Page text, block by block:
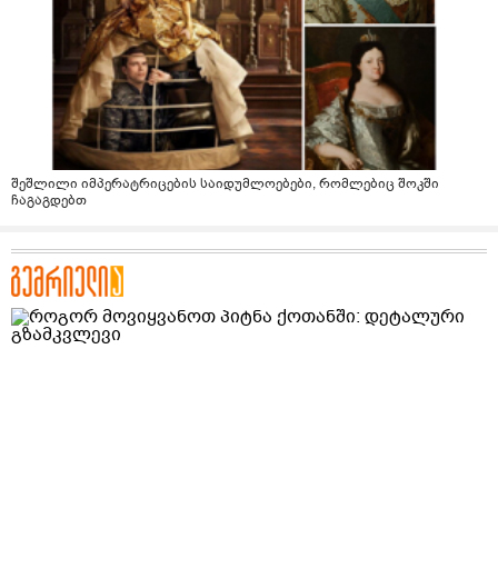
შეშლილი იმპერატრიცების საიდუმლოებები, რომლებიც შოკში
ჩაგაგდებთ